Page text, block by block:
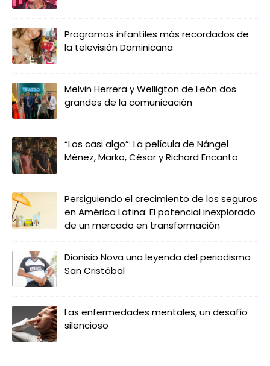
Programas infantiles más recordados de
la televisión Dominicana
Melvin Herrera y Welligton de León dos
grandes de la comunicación
“Los casi algo”: La película de Nángel
Ménez, Marko, César y Richard Encanto
Persiguiendo el crecimiento de los seguros
en América Latina: El potencial inexplorado
de un mercado en transformación
Dionisio Nova una leyenda del periodismo
San Cristóbal
Las enfermedades mentales, un desafío
silencioso